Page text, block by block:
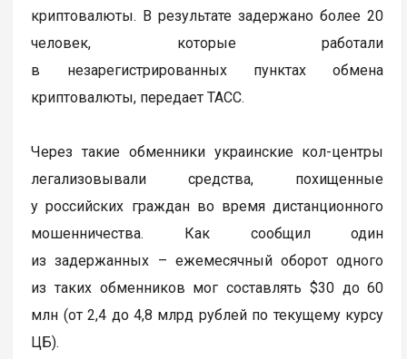
криптовалюты. В результате задержано более 20
человек, которые работали
в незарегистрированных пунктах обмена
криптовалюты, передает ТАСС.
Через такие обменники украинские кол-центры
легализовывали средства, похищенные
у российских граждан во время дистанционного
мошенничества. Как сообщил один
из задержанных – ежемесячный оборот одного
из таких обменников мог составлять $30 до 60
млн (от 2,4 до 4,8 млрд рублей по текущему курсу
ЦБ).